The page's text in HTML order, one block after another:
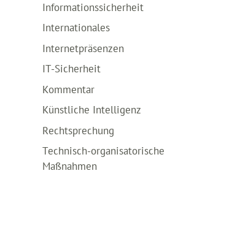
Informationssicherheit
Internationales
Internetpräsenzen
IT-Sicherheit
Kommentar
Künstliche Intelligenz
Rechtsprechung
Technisch-organisatorische
Maßnahmen